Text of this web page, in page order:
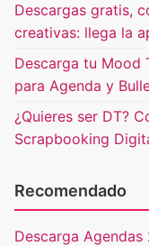
Descargas gratis,
creativas: llega la
Descarga tu Mood
para Agenda y
¿Quieres ser DT?
Scrapbooking
Recomendado
Descarga